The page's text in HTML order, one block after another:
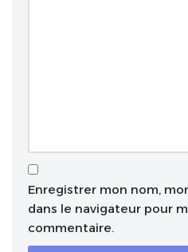
Enregistrer mon nom,
dans le navigateur pour
commentaire.